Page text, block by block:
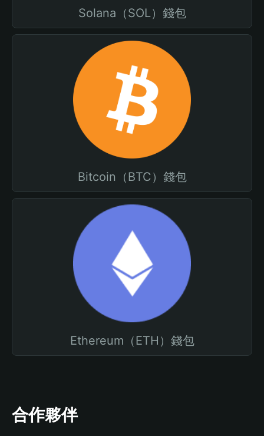
Solana（SOL）錢包
Bitcoin（BTC）錢包
Ethereum（ETH）錢包
合作夥伴